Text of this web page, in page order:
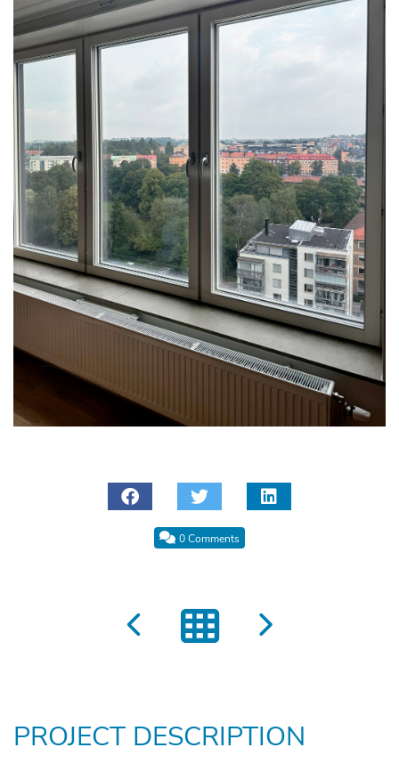
0 Comments
PROJECT DESCRIPTION